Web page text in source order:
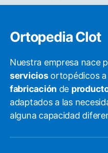
Ortopedia Clot
Nuestra empresa nace
serviciosortopédicos
fabricación de
adaptados a las
alguna capacidad